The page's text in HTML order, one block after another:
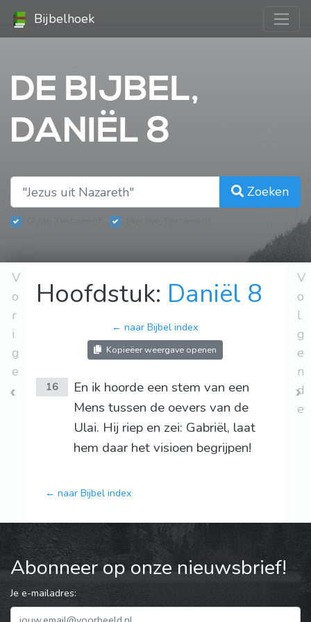
Bijbelhoek
DE BIJBEL,
DANIËL 8
Zoeken
V
o
r
i
g
e
Hoofdstuk: Daniël 8
← naar Bijbel index
Kopieëer weergave openen
16
En ik hoorde een stem van een
Mens tussen de oevers van de
Ulai. Hij riep en zei: Gabriël, laat
hem daar het visioen begrijpen!
← naar Bijbel index
V
o
l
g
e
n
d
e
Abonneer op onze nieuwsbrief!
Je e-mailadres: